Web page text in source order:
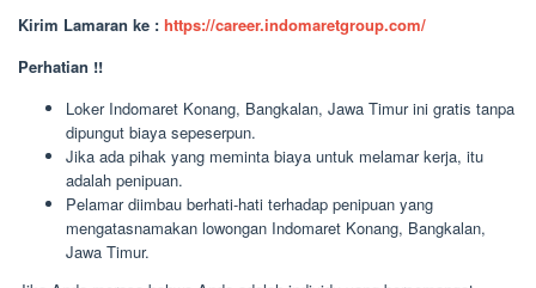
Kirim Lamaran ke : https://career.indomaretgroup.com/
Perhatian !!
Loker Indomaret Konang, Bangkalan, Jawa Timur ini gratis tanpa
dipungut biaya sepeserpun.
Jika ada pihak yang meminta biaya untuk melamar kerja, itu
adalah penipuan.
Pelamar diimbau berhati-hati terhadap penipuan yang
mengatasnamakan lowongan Indomaret Konang, Bangkalan,
Jawa Timur.